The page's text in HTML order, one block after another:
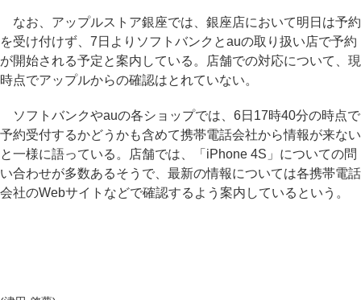
なお、アップルストア銀座では、銀座店において明日は予約
を受け付けず、7日よりソフトバンクとauの取り扱い店で予約
が開始される予定と案内している。店舗での対応について、現
時点でアップルからの確認はとれていない。
ソフトバンクやauの各ショップでは、6日17時40分の時点で
予約受付するかどうかも含めて携帯電話会社から情報が来ない
と一様に語っている。店舗では、「iPhone 4S」についての問
い合わせが多数あるそうで、最新の情報については各携帯電話
会社のWebサイトなどで確認するよう案内しているという。